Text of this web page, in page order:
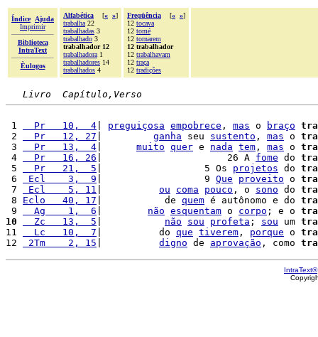
Índice
Ajuda
Imprimir
Biblioteca
IntraText
Èulogos
Alfabética [« »]
trabalha 22
trabalhadas 3
trabalhado 3
trabalhador 12
trabalhadora 1
trabalhadores 14
trabalhados 4
Freqüência [« »]
12 tocava
12 tomé
12 tornarem
12 trabalhador
12 trabalhavam
12 traça
12 tradições
Livro  Capítulo,Verso
1
  Pr   10,  4
preguiçosa empobrece , mas o braço
2
  Pr   12, 27
ganha seu sustento , mas o
3
  Pr   13,  4
muito quer e nada tem , mas o
4
  Pr   16, 26
|                      26 A fome do
5
  Pr   21,  5
|                  5 Os projetos do
6
Ecl    3,  9 |                  9 Que proveito o
7
Ecl    5, 11 ou coma pouco , o sono do
8 Eclo   40, 17 |           de quem é autônomo e do
9
  Ag    1,  6
não esquentam o corpo ; e o
10
  Zc   13,  5
não sou profeta ; sou um
11
  Lc   10,  7
|          do que tiverem , porque o
12
2Tm    2, 15 digno de aprovação , como
IntraText®